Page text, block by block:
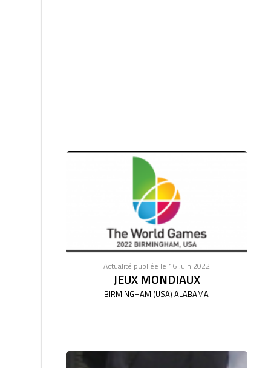
Actualité publiée le 16 Juin 2022
JEUX MONDIAUX
BIRMINGHAM (USA) ALABAMA